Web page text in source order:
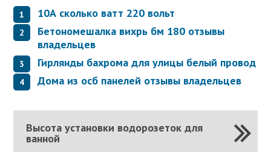
10А сколько ватт 220 вольт
Бетономешалка вихрь бм 180 отзывы
владельцев
Гирлянды бахрома для улицы белый провод
Дома из осб панелей отзывы владельцев
Высота установки водорозеток для
ванной